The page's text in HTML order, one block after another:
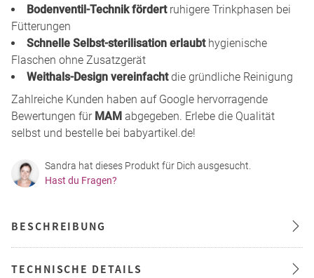
Bodenventil-Technik fördertruhigere Trinkphasen bei
Fütterungen
Schnelle Selbst-sterilisation erlaubthygienische
Flaschen ohne Zusatzgerät
Weithals-Design vereinfachtdie gründliche Reinigung
Zahlreiche Kunden haben auf Google hervorragende
Bewertungen für MAM abgegeben. Erlebe die Qualität
selbst und bestelle bei babyartikel.de!
Sandra hat dieses Produkt für Dich ausgesucht.
Hast du Fragen?
BESCHREIBUNG
TECHNISCHE DETAILS